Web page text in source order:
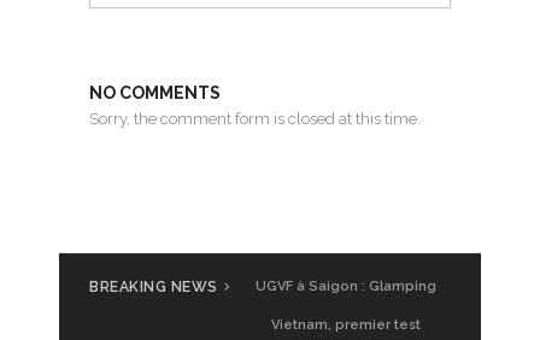
NO COMMENTS
Sorry, the comment form is closed at this time.
BREAKING NEWS UGVF à Saigon : Glamping
Vietnam, premier test